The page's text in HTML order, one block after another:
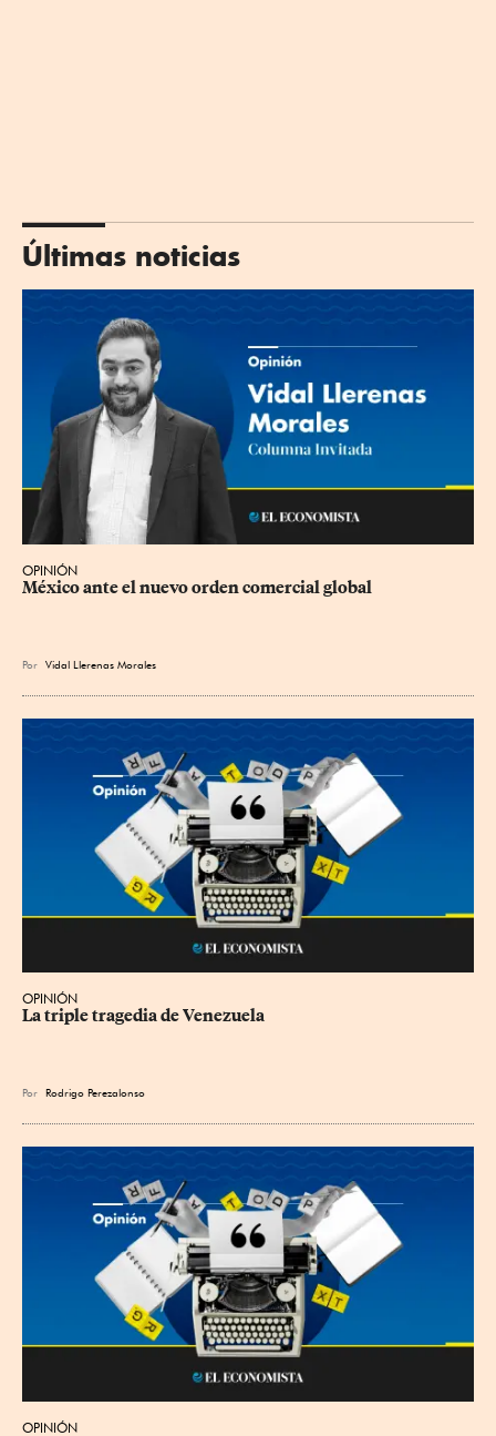
Últimas noticias
OPINIÓN
México ante el nuevo orden comercial global
Por Vidal Llerenas Morales
OPINIÓN
La triple tragedia de Venezuela
Por Rodrigo Perezalonso
OPINIÓN